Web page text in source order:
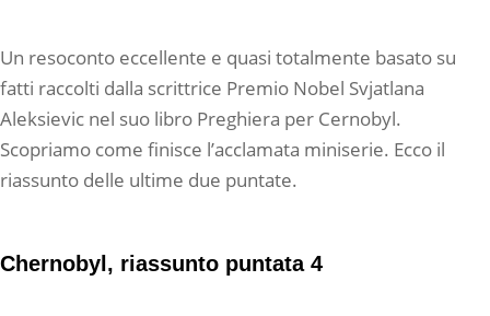
Un resoconto eccellente e quasi totalmente basato su
fatti raccolti dalla scrittrice Premio Nobel Svjatlana
Aleksievic nel suo libro Preghiera per Cernobyl.
Scopriamo come finisce l’acclamata miniserie. Ecco il
riassunto delle ultime due puntate.
Chernobyl, riassunto puntata 4